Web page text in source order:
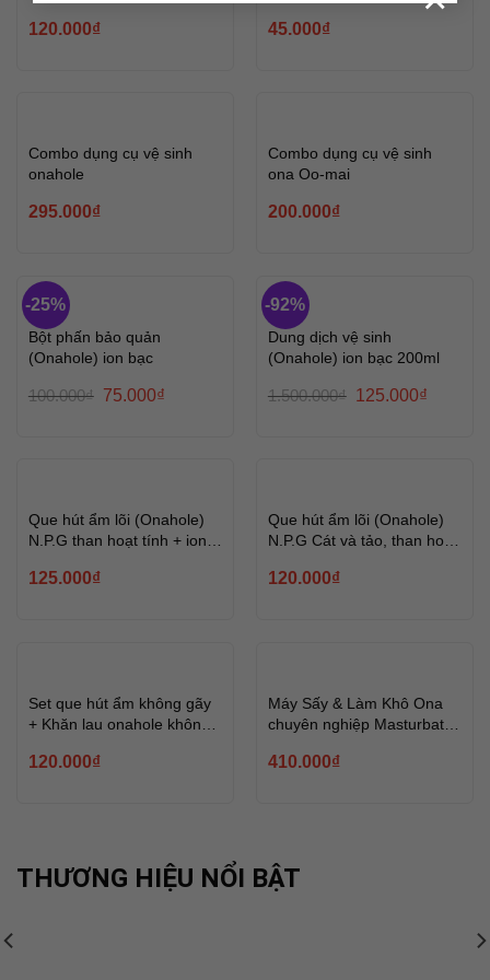
120.000₫ 45.000₫
Combo dụng cụ vệ sinh
onahole
295.000₫
Combo dụng cụ vệ sinh
ona Oo-mai
200.000₫
-25%
Bột phấn bảo quản
(Onahole) ion bạc
100.000₫ 75.000₫
-92%
HẾT HÀNG
Dung dịch vệ sinh
(Onahole) ion bạc 200ml
1.500.000₫ 125.000₫
Que hút ẩm lõi (Onahole)
N.P.G than hoạt tính + ion
125.000₫
Que hút ẩm lõi (Onahole)
N.P.G Cát và tảo, than hoạt
120.000₫
Set que hút ẩm không gãy
+ Khăn lau onahole không
120.000₫
HẾT HÀNG
Máy Sấy & Làm Khô Ona
chuyên nghiệp Masturbator
410.000₫
THƯƠNG HIỆU NỔI BẬT